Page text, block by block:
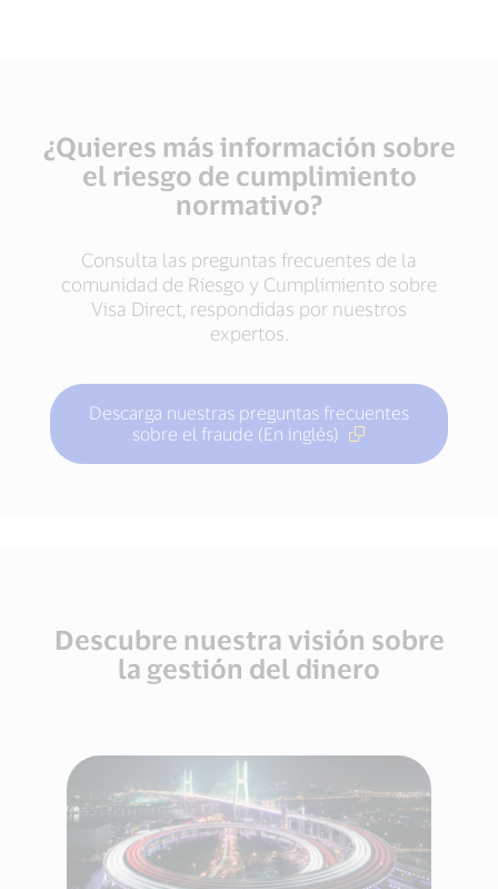
¿Quieres más información sobre
el riesgo de cumplimiento
normativo?
Consulta las preguntas frecuentes de la
comunidad de Riesgo y Cumplimiento sobre
Visa Direct, respondidas por nuestros
expertos.
Descarga nuestras preguntas frecuentes
sobre el fraude (En inglés)
Descubre nuestra visión sobre
la gestión del dinero